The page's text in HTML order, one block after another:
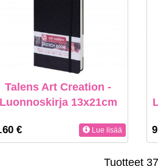
Talens Art Creation -
Luonnoskirja 13x21cm
€ Lue lisää
Tuotteet